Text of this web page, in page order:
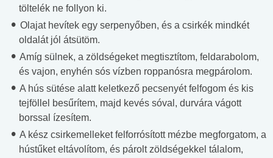
töltelék ne follyon ki.
Olajat hevítek egy serpenyőben, és a csirkék mindkét
oldalát jól átsütöm.
Amíg sülnek, a zöldségeket megtisztítom, feldarabolom,
és vajon, enyhén sós vízben roppanósra megpárolom.
A hús sütése alatt keletkező pecsenyét felfogom és kis
tejföllel besűrítem, majd kevés sóval, durvára vágott
borssal ízesítem.
A kész csirkemelleket felforrósított mézbe megforgatom, a
hústűket eltávolítom, és párolt zöldségekkel tálalom,